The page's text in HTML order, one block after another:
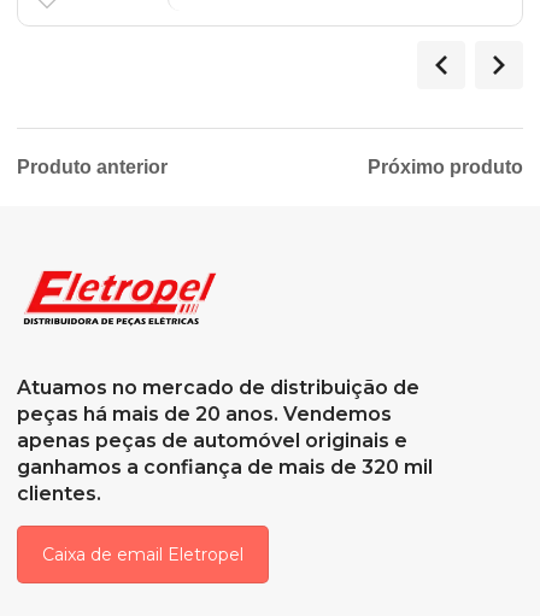
Produto anterior Próximo produto
Atuamos no mercado de distribuição de
peças há mais de 20 anos. Vendemos
apenas peças de automóvel originais e
ganhamos a confiança de mais de 320 mil
clientes.
Caixa de email Eletropel